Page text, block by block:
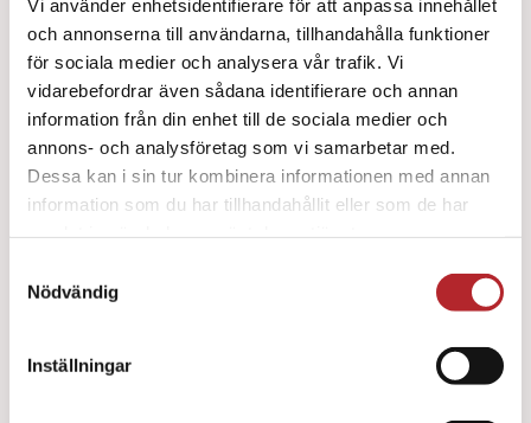
Vi använder enhetsidentifierare för att anpassa innehållet
och annonserna till användarna, tillhandahålla funktioner
för sociala medier och analysera vår trafik. Vi
vidarebefordrar även sådana identifierare och annan
information från din enhet till de sociala medier och
annons- och analysföretag som vi samarbetar med.
Dessa kan i sin tur kombinera informationen med annan
information som du har tillhandahållit eller som de har
Nödvändig
Inställningar
Little Anne QCPR Transportväska
3839kr
Lägg till i varukorg Detaljer